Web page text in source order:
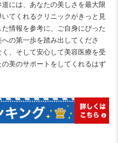
には、あなたの美しさを最大限
てくれるクリニックがきっと見
情報を参考に、ご自身にぴった
の第一歩を踏み出してくださ
、そして安心して美容医療を受
美のサポートをしてくれるはず